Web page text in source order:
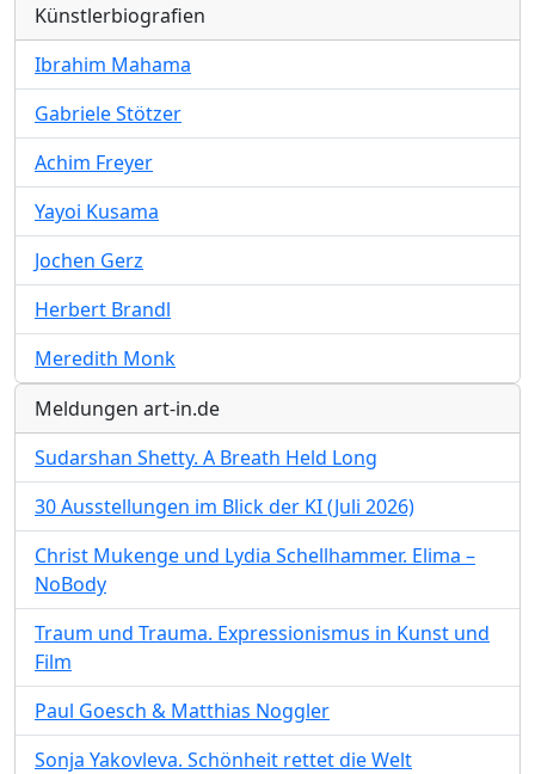
Künstlerbiografien
Ibrahim Mahama
Gabriele Stötzer
Achim Freyer
Yayoi Kusama
Jochen Gerz
Herbert Brandl
Meredith Monk
Meldungen art-in.de
Sudarshan Shetty. A Breath Held Long
30 Ausstellungen im Blick der KI (Juli 2026)
Christ Mukenge und Lydia Schellhammer. Elima –
NoBody
Traum und Trauma. Expressionismus in Kunst und
Film
Paul Goesch & Matthias Noggler
Sonja Yakovleva. Schönheit rettet die Welt